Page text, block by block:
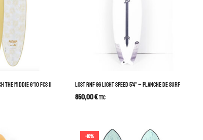
THE MIDDIE 6″10 FCS II LOST RNF 96 LIGHT SPEED 5’4″ – PLANCHE DE SURF
850,00€TTC
-10%